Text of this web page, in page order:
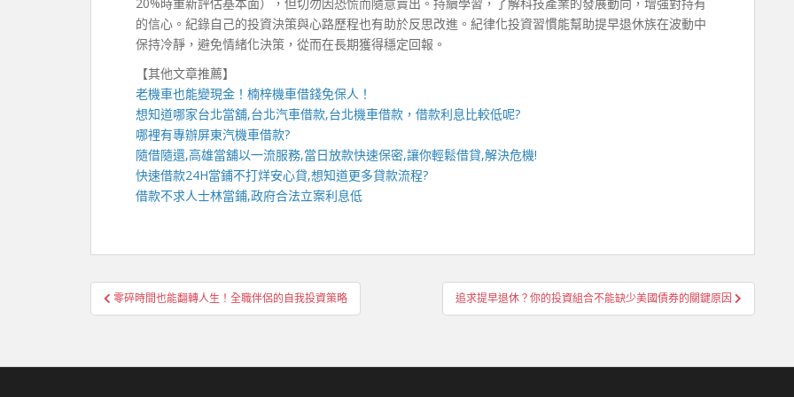
的信心。紀錄自己的投資決策與心路歷程也有助於反思改進。紀律化投資習慣能幫助提早退休族在波動中
保持冷靜，避免情緒化決策，從而在長期獲得穩定回報。
【其他文章推薦】
老機車也能變現金！ 楠梓機車借錢免保人！
想知道哪家台北當舖,台北汽車借款,台北機車借款 ，借款利息比較低呢?
哪裡有專辦屏東汽機車借款?
隨借隨還,高雄當舖以一流服務,當日放款快速保密,讓你輕鬆借貸,解決危機!
快速借款24H當鋪不打烊安心貸,想知道更多貸款流程?
借款不求人士林當鋪,政府合法立案利息低
文
章
覽
零碎時間也能翻轉人生！全職伴侶的自我投資策略 追求提早退休？你的投資組合不能缺少美國債券的關鍵原因